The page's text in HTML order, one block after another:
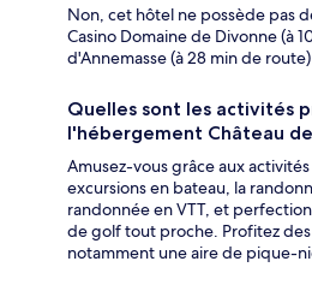
Non, cet hôtel ne possède pas
Casino Domaine de Divonne (à
d'Annemasse (à 28 min de
Quelles sont les activités
l'hébergement Château
Amusez-vous grâce aux
excursions en bateau, la
randonnée en VTT, et
de golf tout proche. Profitez
notamment une aire de pique-